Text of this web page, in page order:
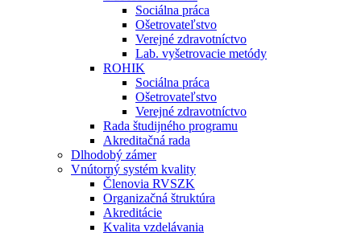
Sociálna práca
Ošetrovateľstvo
Verejné zdravotníctvo
Lab. vyšetrovacie metódy
ROHIK
Sociálna práca
Ošetrovateľstvo
Verejné zdravotníctvo
Rada študijného programu
Akreditačná rada
Dlhodobý zámer
Vnútorný systém kvality
Členovia RVSZK
Organizačná štruktúra
Akreditácie
Kvalita vzdelávania